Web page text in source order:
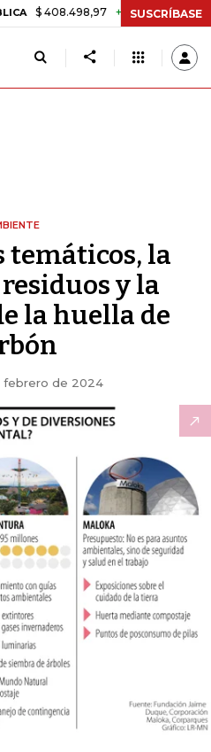
+$ 8.753,81 +2,19%
SUSCRÍBASE
temáticos, la
y la
la huella de
febrero de 2024